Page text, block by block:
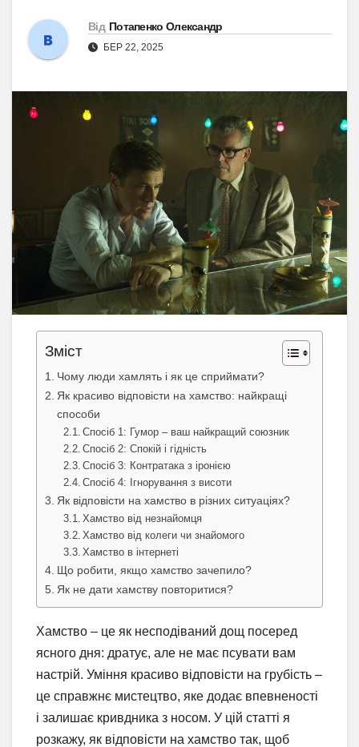
Від Потапенко Олександр
БЕР 22, 2025
Зміст
Чому люди хамлять і як це сприймати?
Як красиво відповісти на хамство: найкращі
способи
Спосіб 1: Гумор – ваш найкращий союзник
Спосіб 2: Спокій і гідність
Спосіб 3: Контратака з іронією
Спосіб 4: Ігнорування з висоти
Як відповісти на хамство в різних ситуаціях?
Хамство від незнайомця
Хамство від колеги чи знайомого
Хамство в інтернеті
Що робити, якщо хамство зачепило?
Як не дати хамству повторитися?
Хамство – це як несподіваний дощ посеред
ясного дня: дратує, але не має псувати вам
настрій. Уміння красиво відповісти на грубість –
це справжнє мистецтво, яке додає впевненості
і залишає кривдника з носом. У цій статті я
розкажу, як відповісти на хамство так, щоб